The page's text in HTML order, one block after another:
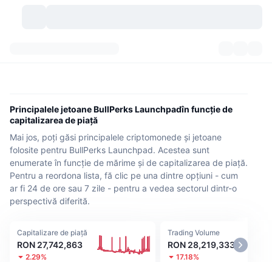
Istoric capturi
Deblocări de tokenuri
Active din lumea reală:
Prezentare generală a pieței
Piața Spot
Nr. de criptomonede
Trezoreriile BNB
Semnale New
Cele mai populare
Nou
Explorator de meme
Burse
Schimburi centralizate:
Spot
Schimburi descentralizate:
Community
Feed-uri
Evenimente live
API
API Crypto
Produse
Principalele jetoane BullPerks Launchpadîn funcție de
capitalizarea de piață
Mai jos, poți găsi principalele criptomonede și jetoane
folosite pentru BullPerks Launchpad. Acestea sunt
enumerate în funcție de mărime și de capitalizarea de piață.
Pentru a reordona lista, fă clic pe una dintre opțiuni - cum
ar fi 24 de ore sau 7 zile - pentru a vedea sectorul dintr-o
perspectivă diferită.
Capitalizare de piață
RON 27,742,863
2.29%
Trading Volume
RON 28,219,333
17.18%